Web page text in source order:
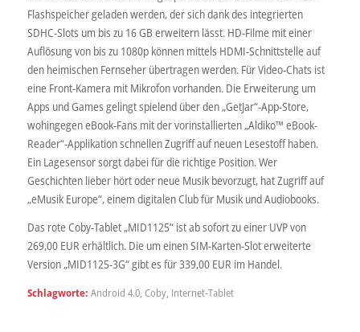
Flashspeicher geladen werden, der sich dank des integrierten
SDHC-Slots um bis zu 16 GB erweitern lässt. HD-Filme mit einer
Auflösung von bis zu 1080p können mittels HDMI-Schnittstelle auf
den heimischen Fernseher übertragen werden. Für Video-Chats ist
eine Front-Kamera mit Mikrofon vorhanden. Die Erweiterung um
Apps und Games gelingt spielend über den „GetJar“-App-Store,
wohingegen eBook-Fans mit der vorinstallierten „Aldiko™ eBook-
Reader“-Applikation schnellen Zugriff auf neuen Lesestoff haben.
Ein Lagesensor sorgt dabei für die richtige Position. Wer
Geschichten lieber hört oder neue Musik bevorzugt, hat Zugriff auf
„eMusik Europe“, einem digitalen Club für Musik und Audiobooks.
Das rote Coby-Tablet „MID1125“ ist ab sofort zu einer UVP von
269,00 EUR erhältlich. Die um einen SIM-Karten-Slot erweiterte
Version „MID1125-3G“ gibt es für 339,00 EUR im Handel.
Schlagworte: Android 4.0, Coby, Internet-Tablet